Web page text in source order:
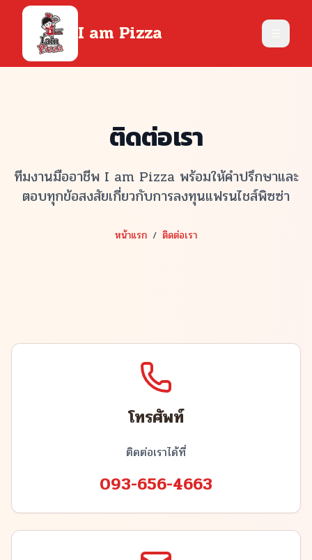
I am Pizza เปิดเมนู
ติดต่อเรา
ทีมงานมืออาชีพ I am Pizzaพร้อมให้คำปรึกษาและ
ตอบทุกข้อสงสัยเกี่ยวกับการลงทุนแฟรนไชส์พิซซ่า
หน้าแรก / ติดต่อเรา
โทรศัพท์
ติดต่อเราได้ที่
093-656-4663